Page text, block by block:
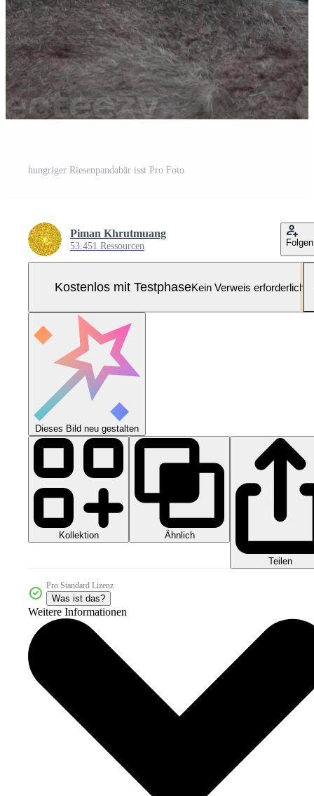
hungriger Riesenpandabär isst Pro Foto
Piman Khrutmuang
53.451 Ressourcen Folgen
Kostenlos mit TestphaseKein Verweis erforderlich
Dieses Bild neu gestalten
Kollektion Ähnlich
Teilen
Pro Standard Lizenz
Was ist das?
Weitere Informationen